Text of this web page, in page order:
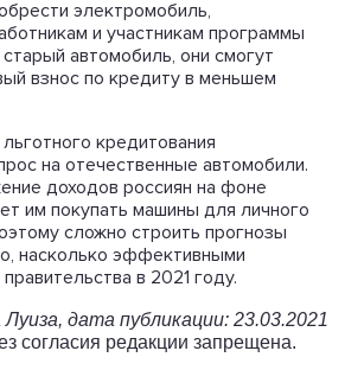
электромобиль,
и участникам программы
автомобиль, они смогут
взнос по кредиту в меньшем
кредитования
на отечественные автомобили.
доходов россиян на фоне
им покупать машины для личного
сложно строить прогнозы
насколько эффективными
в 2021 году.
дата публикации: 23.03.2021
согласия редакции запрещена.